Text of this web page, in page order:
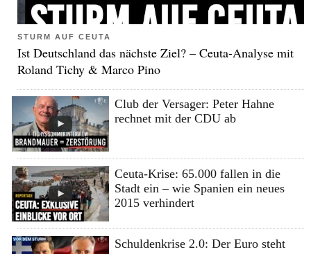
STURM AUF CEUTA
Ist Deutschland das nächste Ziel? – Ceuta-Analyse mit
Roland Tichy & Marco Pino
Club der Versager: Peter Hahne
rechnet mit der CDU ab
Ceuta-Krise: 65.000 fallen in die
Stadt ein – wie Spanien ein neues
2015 verhindert
Schuldenkrise 2.0: Der Euro steht